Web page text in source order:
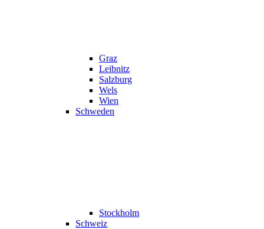
Graz
Leibnitz
Salzburg
Wels
Wien
Schweden
Stockholm
Schweiz